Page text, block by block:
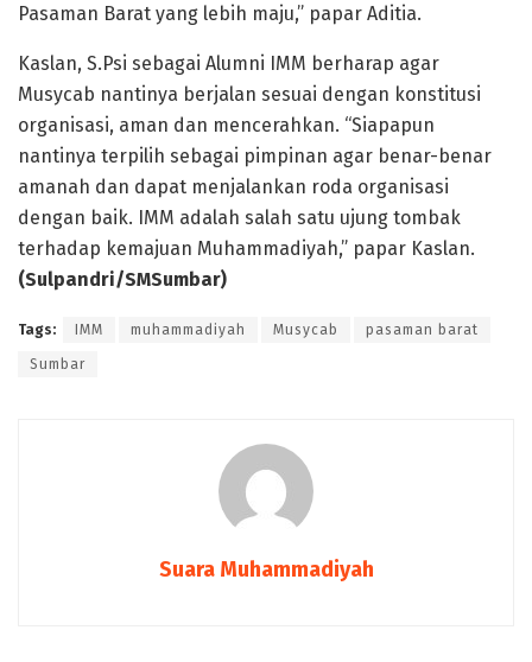
Pasaman Barat yang lebih maju,” papar Aditia.
Kaslan, S.Psi sebagai Alumni IMM berharap agar
Musycab nantinya berjalan sesuai dengan konstitusi
organisasi, aman dan mencerahkan. “Siapapun
nantinya terpilih sebagai pimpinan agar benar-benar
amanah dan dapat menjalankan roda organisasi
dengan baik. IMM adalah salah satu ujung tombak
terhadap kemajuan Muhammadiyah,” papar Kaslan.
(Sulpandri/SMSumbar)
Tags: IMM muhammadiyah Musycab pasaman barat
Sumbar
Suara Muhammadiyah